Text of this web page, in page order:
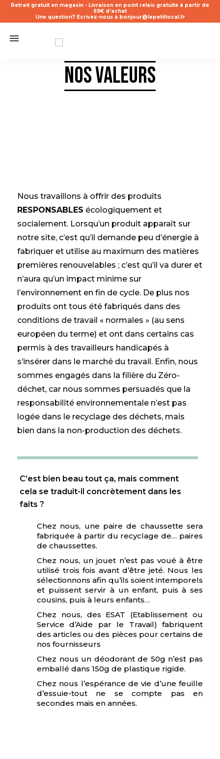
Retrait gratuit en magasin - Livraison en point relais gratuite à partir de
69€ d’achat
Une question? Ecrivez-nous à bonjour@lepetitlocal.fr
Nos valeurs
Nous travaillons à offrir des produits
RESPONSABLES écologiquement et
socialement. Lorsqu’un produit apparaît sur
notre site, c’est qu’il demande peu d’énergie à
fabriquer et utilise au maximum des matières
premières renouvelables ; c’est qu’il va durer et
n’aura qu’un impact minime sur
l’environnement en fin de cycle. De plus nos
produits ont tous été fabriqués dans des
conditions de travail « normales » (au sens
européen du terme) et ont dans certains cas
permis à des travailleurs handicapés à
s’insérer dans le marché du travail. Enfin, nous
sommes engagés dans la filière du Zéro-
déchet, car nous sommes persuadés que la
responsabilité environnementale n’est pas
logée dans le recyclage des déchets, mais
bien dans la non-production des déchets.
C’est bien beau tout ça, mais comment
cela se traduit-il concrètement dans les
faits ?
Chez nous, une paire de chaussette sera
fabriquée à partir du recyclage de… paires
de chaussettes.
Chez nous, un jouet n’est pas voué à être
utilisé trois fois avant d’être jeté. Nous les
sélectionnons afin qu’ils soient intemporels
et puissent servir à un enfant, puis à ses
cousins, puis à leurs enfants…
Chez nous, des ESAT (Etablissement ou
Service d’Aide par le Travail) fabriquent
des articles ou des pièces pour certains de
nos fournisseurs
Chez nous un déodorant de 50g n’est pas
emballé dans 150g de plastique rigide.
Chez nous l’espérance de vie d’une feuille
d’essuie-tout ne se compte pas en
secondes mais en années.